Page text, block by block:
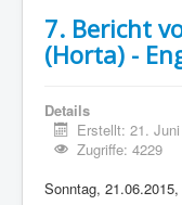
7. Bericht
(Horta) -
Details
Erstellt: 21.
Zugriffe: 4229
Sonntag,